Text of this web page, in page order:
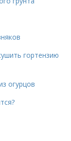
гортензию
огурцов